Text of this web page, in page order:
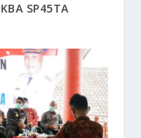
SP45TA